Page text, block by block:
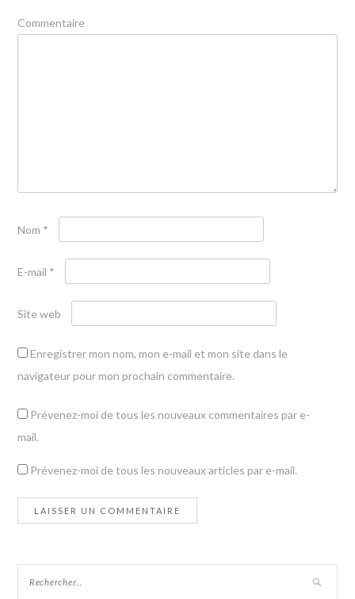
Commentaire
Nom *
E-mail *
Site web
Enregistrer mon nom, mon e-mail et mon site dans le
navigateur pour mon prochain commentaire.
Prévenez-moi de tous les nouveaux commentaires par e-
mail.
Prévenez-moi de tous les nouveaux articles par e-mail.